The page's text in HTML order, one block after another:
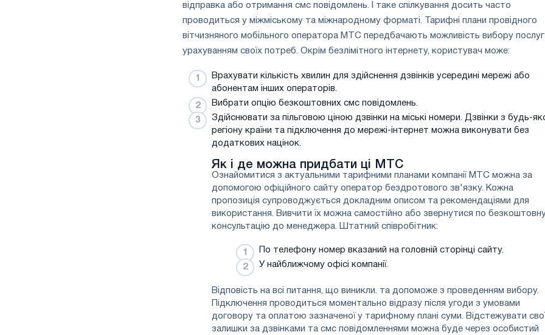
відправка або отримання смс повідомлень. І таке спілкування досить часто
проводиться у міжміському та міжнародному форматі. Тарифні плани провідного
вітчизняного мобільного оператора МТС передбачають можливість вибору послуг
урахуванням своїх потреб. Окрім безлімітного інтернету, користувач може:
Врахувати кількість хвилин для здійснення дзвінків усередині мережі або
абонентам інших операторів.
Вибрати опцію безкоштовних смс повідомлень.
Здійснювати за пільговою ціною дзвінки на міські номери. Дзвінки з будь-
регіону країни та підключення до мережі-інтернет можна виконувати без
додаткових націнок.
Як і де можна придбати ці МТС
Ознайомитися з актуальними тарифними планами компанії МТС можна за
допомогою офіційного сайту оператор бездротового зв'язку. Кожна
пропозиція супроводжується докладним описом та рекомендаціями для
використання. Вивчити їх можна самостійно або звернутися по
консультацію до менеджера. Штатний співробітник:
По телефону номер вказаний на головній сторінці сайту.
У найближчому офісі компанії.
Відповість на всі питання, що виникли. та допоможе з проведенням вибору.
Підключення проводиться моментально відразу після угоди з умовами
договору та оплатою зазначеної у тарифному плані суми. Відстежувати свої
залишки за дзвінками та смс повідомленнями можна буде через особистий